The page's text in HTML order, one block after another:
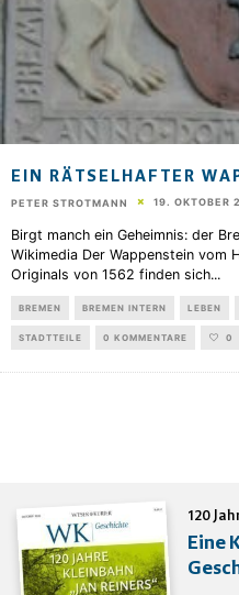
EIN RÄTSELHAFTER
PETER STROTMANN 19. OKTOBER
Birgt manch ein Geheimnis: der
Wikimedia Der Wappenstein vom
Originals von 1562 finden sich...
BREMEN BREMEN INTERN LEBEN
STADTTEILE 0 KOMMENTARE 0
120
Eine